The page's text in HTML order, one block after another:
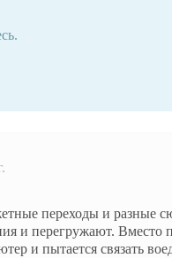
переходы и разные
и перегружают. Вместо
и пытается связать